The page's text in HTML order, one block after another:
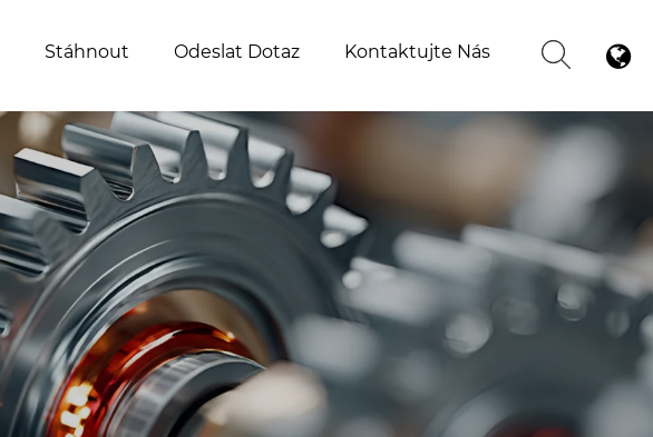
Stáhnout Odeslat Dotaz Kontaktujte Nás